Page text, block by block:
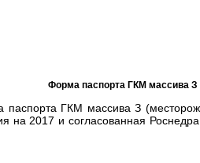
Форма паспорта ГКМ массива З
ГКМ массива З
на 2017 и согласованная